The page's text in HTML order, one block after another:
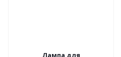
Лампа для